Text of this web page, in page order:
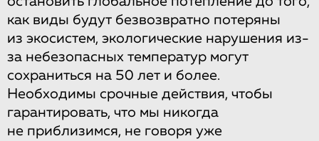
как виды будут безвозвратно потеряны
из экосистем, экологические нарушения из-
за небезопасных температур могут
сохраниться на 50 лет и более.
Необходимы срочные действия, чтобы
гарантировать, что мы никогда
не приблизимся, не говоря уже